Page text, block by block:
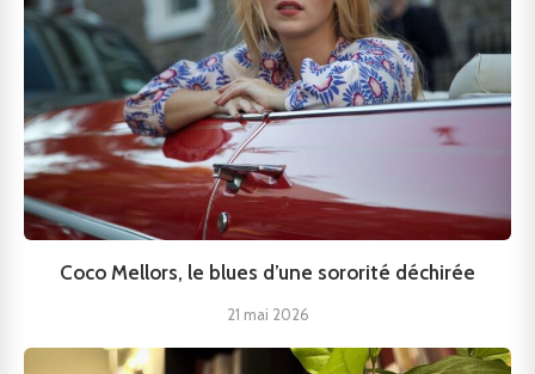
Coco Mellors, le blues d’une sororité déchirée
21 mai 2026